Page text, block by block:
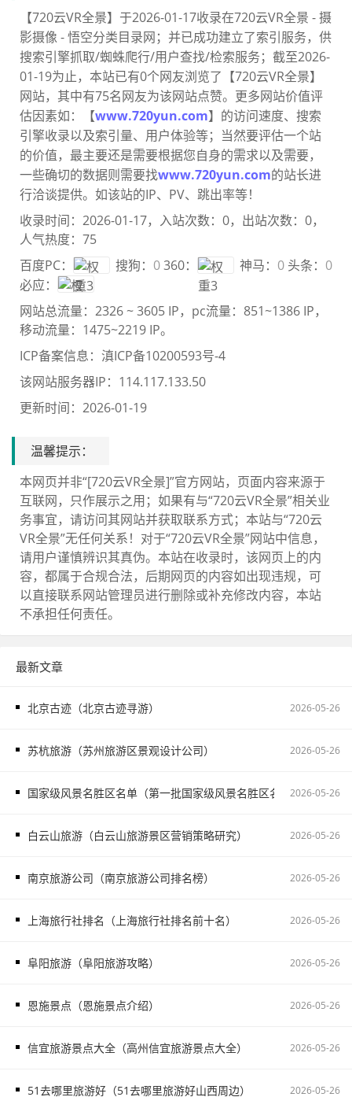
【720云VR全景】于2026-01-17收录在720云VR全景 - 摄
影摄像 - 悟空分类目录网；并已成功建立了索引服务，供
搜索引擎抓取/蜘蛛爬行/用户查找/检索服务；截至2026-
01-19为止，本站已有0个网友浏览了【720云VR全景】
网站，其中有75名网友为该网站点赞。更多网站价值评
估因素如：【www.720yun.com】的访问速度、搜索
引擎收录以及索引量、用户体验等；当然要评估一个站
的价值，最主要还是需要根据您自身的需求以及需要，
一些确切的数据则需要找www.720yun.com的站长进
行洽谈提供。如该站的IP、PV、跳出率等！
收录时间：2026-01-17，入站次数：0，出站次数：0，
人气热度：75
百度PC：
搜狗： 0360： 神马： 0 头条： 0
必应：
网站总流量： 2326 ~ 3605 IP，pc流量： 851~1386 IP，
移动流量： 1475~2219 IP。
ICP备案信息： 滇ICP备10200593号-4
该网站服务器IP：114.117.133.50
更新时间：2026-01-19
温馨提示：
本网页并非“[720云VR全景]”官方网站，页面内容来源于
互联网，只作展示之用；如果有与“720云VR全景”相关业
务事宜，请访问其网站并获取联系方式；本站与“720云
VR全景”无任何关系！对于“720云VR全景”网站中信息，
请用户谨慎辨识其真伪。本站在收录时，该网页上的内
容，都属于合规合法，后期网页的内容如出现违规，可
以直接联系网站管理员进行删除或补充修改内容，本站
不承担任何责任。
最新文章
北京古迹（北京古迹寻游） 2026-05-26
苏杭旅游（苏州旅游区景观设计公司） 2026-05-26
国家级风景名胜区名单（第一批国家级风景名胜区名单）2026-05-26
白云山旅游（白云山旅游景区营销策略研究） 2026-05-26
南京旅游公司（南京旅游公司排名榜） 2026-05-26
上海旅行社排名（上海旅行社排名前十名） 2026-05-26
阜阳旅游（阜阳旅游攻略） 2026-05-26
恩施景点（恩施景点介绍） 2026-05-26
信宜旅游景点大全（高州信宜旅游景点大全） 2026-05-26
51去哪里旅游好（51去哪里旅游好山西周边） 2026-05-26